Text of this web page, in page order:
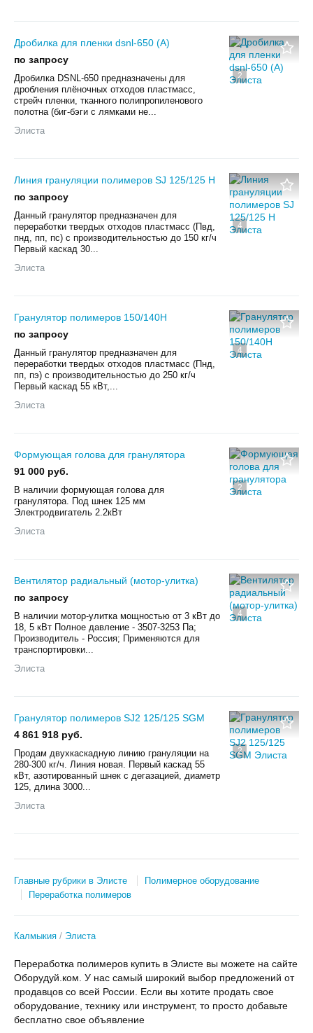
2
Дробилка для пленки dsnl-650 (A)
по запросу
Дробилка DSNL-650 предназначены для
дробления плёночных отходов пластмасс,
стрейч пленки, тканного полипропиленового
полотна (биг-бэги с лямками не...
Элиста
4
Линия грануляции полимеров SJ 125/125 H
по запросу
Данный гранулятор предназначен для
переработки твердых отходов пластмасс (Пвд,
пнд, пп, пс) с производительностью до 150 кг/ч
Первый каскад 30...
Элиста
4
Гранулятор полимеров 150/140H
по запросу
Данный гранулятор предназначен для
переработки твердых отходов пластмасс (Пнд,
пп, пэ) с производительностью до 250 кг/ч
Первый каскад 55 кВт,...
Элиста
2
Формующая голова для гранулятора
91 000 руб.
В наличии формующая голова для
гранулятора. Под шнек 125 мм
Электродвигатель 2.2кВт
Элиста
4
Вентилятор радиальный (мотор-улитка)
по запросу
В наличии мотор-улитка мощностью от 3 кВт до
18, 5 кВт Полное давление - 3507-3253 Па;
Производитель - Россия; Применяются для
транспортировки...
Элиста
2
Гранулятор полимеров SJ2 125/125 SGM
4 861 918 руб.
Продам двухкаскадную линию грануляции на
280-300 кг/ч. Линия новая. Первый каскад 55
кВт, азотированный шнек с дегазацией, диаметр
125, длина 3000...
Элиста
Главные рубрики в Элисте
Полимерное оборудование
Переработка полимеров
Калмыкия Элиста
Переработка полимеров купить в Элисте вы можете на сайте
Оборудуй.ком. У нас самый широкий выбор предложений от
продавцов со всей России. Если вы хотите продать свое
оборудование, технику или инструмент, то просто добавьте
бесплатно свое объявление